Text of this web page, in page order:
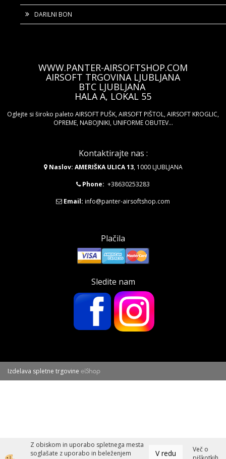
DARILNI BON
WWW.PANTER-AIRSOFTSHOP.COM
AIRSOFT TRGOVINA LJUBLJANA
BTC LJUBLJANA
HALA A, LOKAL 55
Oglejte si široko paleto AIRSOFT PUŠK, AIRSOFT PIŠTOL, AIRSOFT KROGLIC,
OPREME, NABOJNIKI, UNIFORME OBUTEV...
Kontaktirajte nas :
Naslov: AMERIŠKA ULICA 13, 1000 LJUBLJANA
Phone: +38630253283
Email: info@panter-airsoftshop.com
Plačila
Sledite nam
Izdelava spletne trgovine
Z obiskom in uporabo spletnega mesta
soglašate z uporabo in beleženjem
V redu
Več o